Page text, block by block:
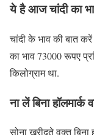
ये है आज चांदी का
चांदी के भाव की बात
का भाव 73000 रूपए
किलोग्राम था.
ना लें बिना हॉलमार्क
सोना खरीदते वक्त